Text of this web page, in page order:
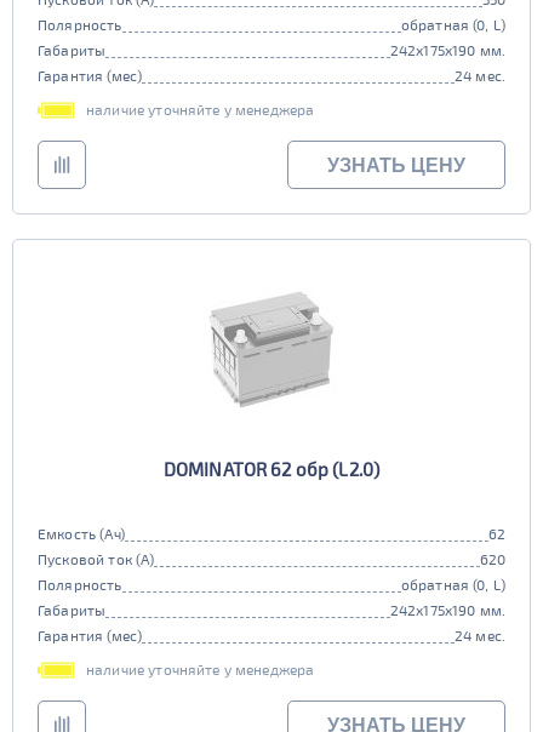
Полярность
обратная (0, L)
Габариты
242x175x190 мм.
Гарантия (мес)
24 мес.
наличие уточняйте у менеджера
УЗНАТЬ ЦЕНУ
DOMINATOR 62 обр (L2.0)
Емкость (Ач)
62
Пусковой ток (А)
620
Полярность
обратная (0, L)
Габариты
242x175x190 мм.
Гарантия (мес)
24 мес.
наличие уточняйте у менеджера
УЗНАТЬ ЦЕНУ